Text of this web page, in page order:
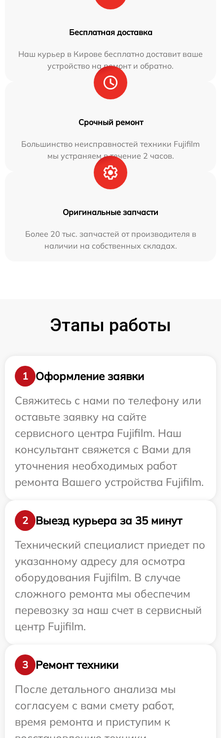
Бесплатная доставка
Наш курьер в Кирове бесплатно доставит ваше
устройство на ремонт и обратно.
Срочный ремонт
Большинство неисправностей техники Fujifilm
мы устраняем в течение 2 часов.
Оригинальные запчасти
Более 20 тыс. запчастей от производителя в
наличии на собственных складах.
Этапы работы
1
Оформление заявки
Свяжитесь с нами по телефону или
оставьте заявку на сайте
сервисного центра Fujifilm. Наш
консультант свяжется с Вами для
уточнения необходимых работ
ремонта Вашего устройства Fujifilm.
2
Выезд курьера за 35 минут
Технический специалист приедет по
указанному адресу для осмотра
оборудования Fujifilm. В случае
сложного ремонта мы обеспечим
перевозку за наш счет в сервисный
центр Fujifilm.
3
Ремонт техники
После детального анализа мы
согласуем с вами смету работ,
время ремонта и приступим к